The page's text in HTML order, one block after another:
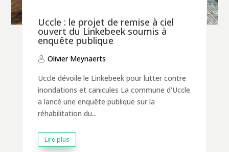
Uccle : le projet de remise à ciel
ouvert du Linkebeek soumis à
enquête publique
Olivier Meynaerts
Uccle dévoile le Linkebeek pour lutter contre
inondations et canicules La commune d’Uccle
a lancé une enquête publique sur la
réhabilitation du...
Lire plus